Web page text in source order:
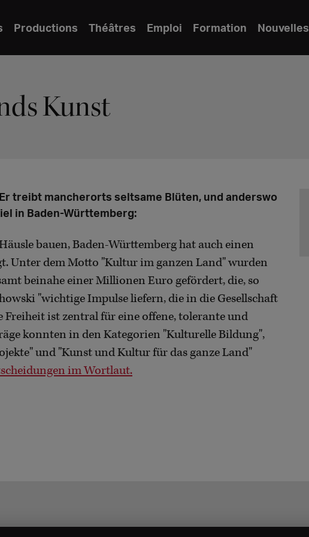
Productions Théâtres Emploi Formation Nouvelles
Kunst
treibt mancherorts seltsame Blüten, und anderswo
in Baden-Württemberg:
bauen, Baden-Württemberg hat auch einen
Unter dem Motto "Kultur im ganzen Land" wurden
beinahe einer Millionen Euro gefördert, die, so
"wichtige Impulse liefern, die in die Gesellschaft
ist zentral für eine offene, tolerante und
konnten in den Kategorien "Kulturelle Bildung",
und "Kunst und Kultur für das ganze Land"
im Wortlaut.